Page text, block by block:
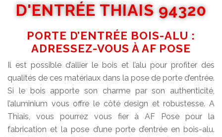
D'ENTRÉE THIAIS 94320
PORTE D’ENTRÉE BOIS-ALU :
ADRESSEZ-VOUS À AF POSE
Il est possible d’allier le bois et l’alu pour profiter des
qualités de ces matériaux dans la pose de porte d’entrée.
Si le bois apporte son charme par son authenticité,
l’aluminium vous offre le côté design et robustesse. A
Thiais, vous pourrez vous fier à AF Pose pour la
fabrication et la pose d’une porte d’entrée en bois-alu.